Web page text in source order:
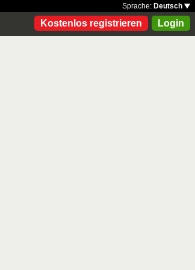
Sprache: Deutsch
Kostenlos registrieren Login